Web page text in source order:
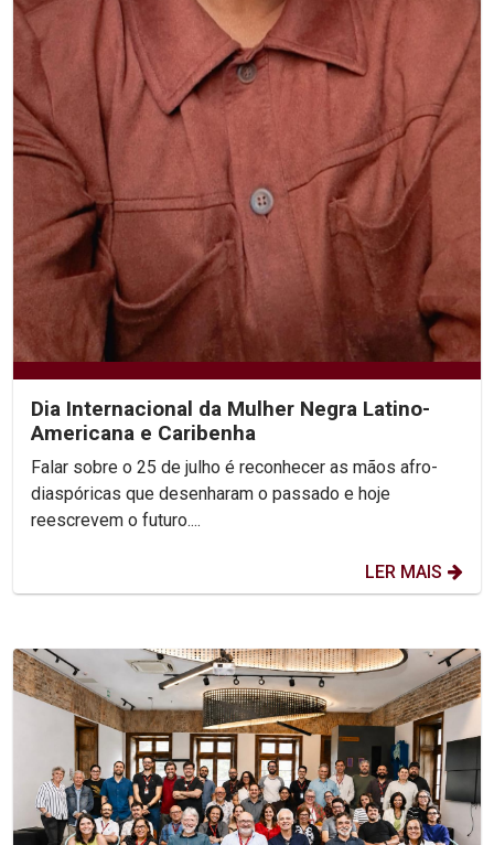
Dia Internacional da Mulher Negra Latino-
Americana e Caribenha
Falar sobre o 25 de julho é reconhecer as mãos afro-
diaspóricas que desenharam o passado e hoje
reescrevem o futuro....
LER MAIS